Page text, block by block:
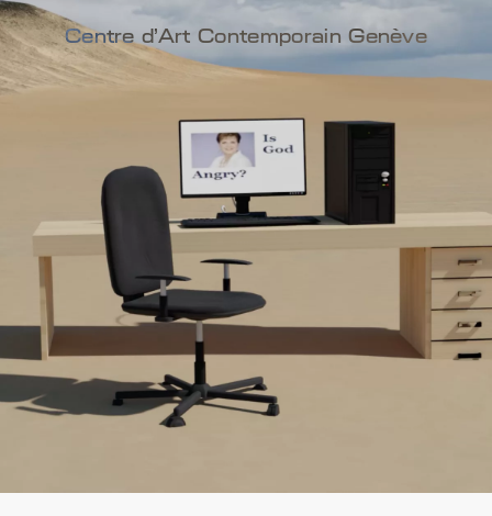
Centre d'Art Contemporain Genève